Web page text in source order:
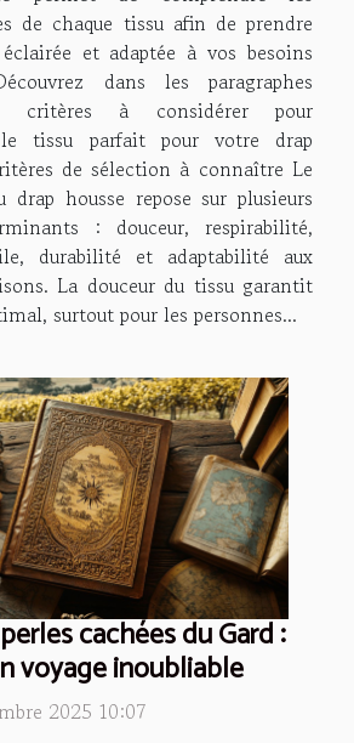
de chaque tissu afin de prendre
et adaptée à vos besoins
dans les paragraphes
critères à considérer pour
tissu parfait pour votre drap
de sélection à connaître Le
housse repose sur plusieurs
: douceur, respirabilité,
durabilité et adaptabilité aux
La douceur du tissu garantit
surtout pour les personnes...
cachées du Gard :
voyage inoubliable
2025 10:07